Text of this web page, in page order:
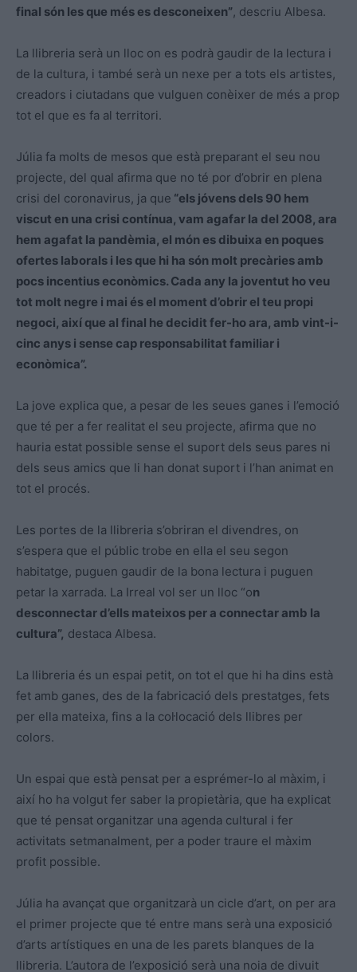
final són les que més es desconeixen”, descriu Albesa.
La llibreria serà un lloc on es podrà gaudir de la lectura i
de la cultura, i també serà un nexe per a tots els artistes,
creadors i ciutadans que vulguen conèixer de més a prop
tot el que es fa al territori.
Júlia fa molts de mesos que està preparant el seu nou
projecte, del qual afirma que no té por d’obrir en plena
crisi del coronavirus, ja que “els jóvens dels 90 hem
viscut en una crisi contínua, vam agafar la del 2008, ara
hem agafat la pandèmia, el món es dibuixa en poques
ofertes laborals i les que hi ha són molt precàries amb
pocs incentius econòmics. Cada any la joventut ho veu
tot molt negre i mai és el moment d’obrir el teu propi
negoci, així que al final he decidit fer-ho ara, amb vint-i-
cinc anys i sense cap responsabilitat familiar i
econòmica”.
La jove explica que, a pesar de les seues ganes i l’emoció
que té per a fer realitat el seu projecte, afirma que no
hauria estat possible sense el suport dels seus pares ni
dels seus amics que li han donat suport i l’han animat en
tot el procés.
Les portes de la llibreria s’obriran el divendres, on
s’espera que el públic trobe en ella el seu segon
habitatge, puguen gaudir de la bona lectura i puguen
petar la xarrada. La Irreal vol ser un lloc “on
desconnectar d’ells mateixos per a connectar amb la
cultura”, destaca Albesa.
La llibreria és un espai petit, on tot el que hi ha dins està
fet amb ganes, des de la fabricació dels prestatges, fets
per ella mateixa, fins a la col·locació dels llibres per
colors.
Un espai que està pensat per a esprémer-lo al màxim, i
així ho ha volgut fer saber la propietària, que ha explicat
que té pensat organitzar una agenda cultural i fer
activitats setmanalment, per a poder traure el màxim
profit possible.
Júlia ha avançat que organitzarà un cicle d’art, on per ara
el primer projecte que té entre mans serà una exposició
d’arts artístiques en una de les parets blanques de la
llibreria. L’autora de l’exposició serà una noia de divuit